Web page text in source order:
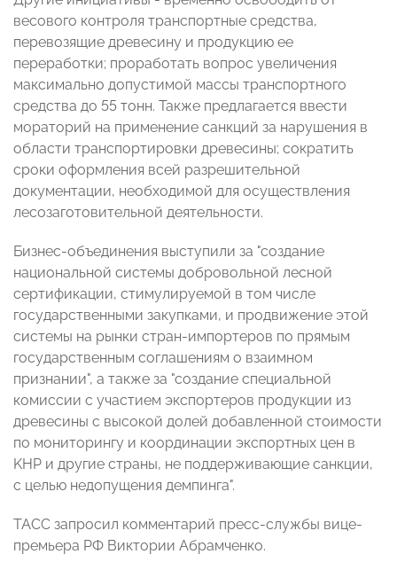
весового контроля транспортные средства,
перевозящие древесину и продукцию ее
переработки; проработать вопрос увеличения
максимально допустимой массы транспортного
средства до 55 тонн. Также предлагается ввести
мораторий на применение санкций за нарушения в
области транспортировки древесины; сократить
сроки оформления всей разрешительной
документации, необходимой для осуществления
лесозаготовительной деятельности.
Бизнес-объединения выступили за "создание
национальной системы добровольной лесной
сертификации, стимулируемой в том числе
государственными закупками, и продвижение этой
системы на рынки стран-импортеров по прямым
государственным соглашениям о взаимном
признании", а также за "создание специальной
комиссии с участием экспортеров продукции из
древесины с высокой долей добавленной стоимости
по мониторингу и координации экспортных цен в
KHP и другие страны, не поддерживающие санкции,
с целью недопущения демпинга".
ТАСС запросил комментарий пресс-службы вице-
премьера РФ Виктории Абрамченко.